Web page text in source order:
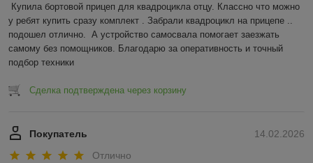
Купила бортовой прицеп для квадроцикла отцу. Классно что можно
у ребят купить сразу комплект . Забрали квадроцикл на прицепе ..
подошел отлично.  А устройство самосвала помогает заезжать
самому без помощников. Благодарю за оперативность и точный
подбор техники
Сделка подтверждена через корзину
14.02.2026
Покупатель
Отлично